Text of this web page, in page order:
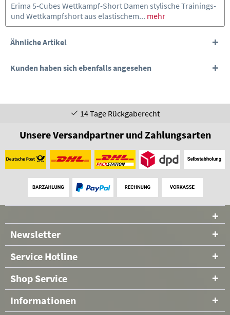
Erima 5-Cubes Wettkampf-Short Damen stylische Trainings-
und Wettkampfshort aus elastischem... mehr
Ähnliche Artikel
Kunden haben sich ebenfalls angesehen
14 Tage Rückgaberecht
Unsere Versandpartner und Zahlungsarten
Newsletter
Service Hotline
Shop Service
Informationen